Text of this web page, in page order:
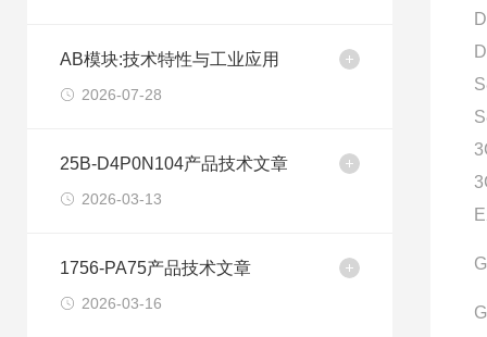
AB模块:技术特性与工业应用
2026-07-28
25B-D4P0N104产品技术文章
2026-03-13
1756-PA75产品技术文章
2026-03-16